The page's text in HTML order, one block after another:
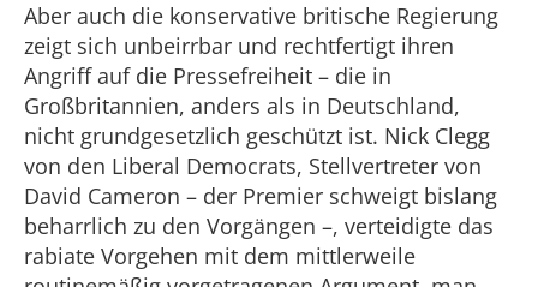
Aber auch die konservative britische Regierung
zeigt sich unbeirrbar und rechtfertigt ihren
Angriff auf die Pressefreiheit – die in
Großbritannien, anders als in Deutschland,
nicht grundgesetzlich geschützt ist. Nick Clegg
von den Liberal Democrats, Stellvertreter von
David Cameron – der Premier schweigt bislang
beharrlich zu den Vorgängen –, verteidigte das
rabiate Vorgehen mit dem mittlerweile